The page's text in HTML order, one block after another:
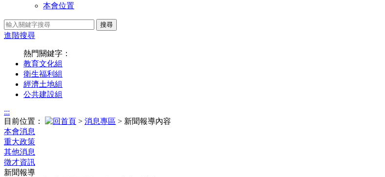
本會位置
搜尋
進階搜尋
熱門關鍵字：
教育文化組
衛生福利組
經濟土地組
公共建設組
:::
目前位置：
> 消息專區 > 新聞報導內容
本會消息
重大政策
其他消息
徵才資訊
新聞報導